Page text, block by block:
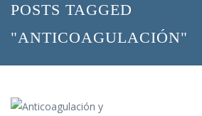
POSTS TAGGED
"ANTICOAGULACIÓN"